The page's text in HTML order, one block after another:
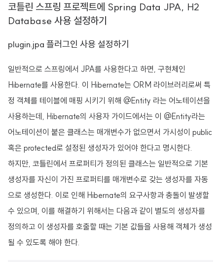
코틀린 스프링 프로젝트에 Spring Data JPA, H2
Database 사용 설정하기
plugin.jpa 플러그인 사용 설정하기
일반적으로 스프링에서 JPA를 사용한다고 하면, 구현체인
Hibernate를 사용한다. 이 Hibernate는 ORM 라이브러리로써 특
정 객체를 테이블에 매핑 시키기 위해 @Entity 라는 어노테이션을
사용하는데, Hibernate의 사용자 가이드에서는 이 @Entity라는
어노테이션이 붙은 클래스는 매개변수가 없으면서 가시성이 public
혹은 protected로 설정된 생성자가 있어야 한다고 명시한다.
하지만, 코틀린에서 프로퍼티가 정의된 클래스는 일반적으로 기본
생성자를 자신이 가진 프로퍼티를 매개변수로 갖는 생성자를 자동
으로 생성한다. 이로 인해 Hibernate의 요구사항과 충돌이 발생할
수 있으며, 이를 해결하기 위해서는 다음과 같이 별도의 생성자를
정의하고 이 생성자를 호출할 때는 기본 값들을 사용해 객체가 생성
될 수 있도록 해야 한다.